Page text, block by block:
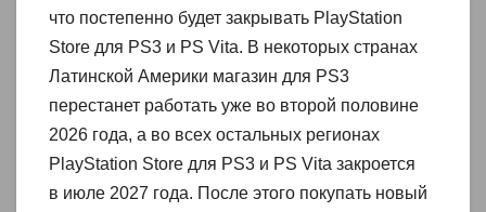
что постепенно будет закрывать PlayStation
Store для PS3 и PS Vita. В некоторых странах
Латинской Америки магазин для PS3
перестанет работать уже во второй половине
2026 года, а во всех остальных регионах
PlayStation Store для PS3 и PS Vita закроется
в июле 2027 года. После этого покупать новый